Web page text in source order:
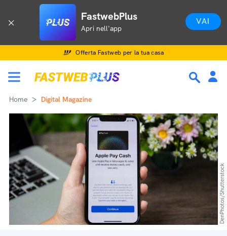
FastwebPlus
Apri nell'app
VAI
Offerta Fastweb per la tua casa
Home Digital Magazine
DenPhotos/Shutterstock